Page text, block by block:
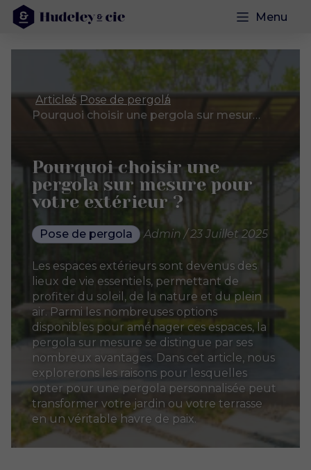
Menu
Articles Pose de pergola
Pourquoi choisir une pergola sur mesure pour votre extérieur ?
Pourquoi choisir une
pergola sur mesure pour
votre extérieur ?
Pose de pergola Admin / 23 Juillet 2025
Les espaces extérieurs sont devenus des
lieux de vie essentiels, permettant de
profiter du soleil, de la nature et du plein
air. Parmi les nombreuses options
disponibles pour aménager ces espaces, la
pergola sur mesure se distingue par ses
nombreux avantages. Dans cet article, nous
explorerons les raisons pour lesquelles
opter pour une pergola personnalisée peut
transformer votre jardin ou votre terrasse
en un véritable havre de paix.